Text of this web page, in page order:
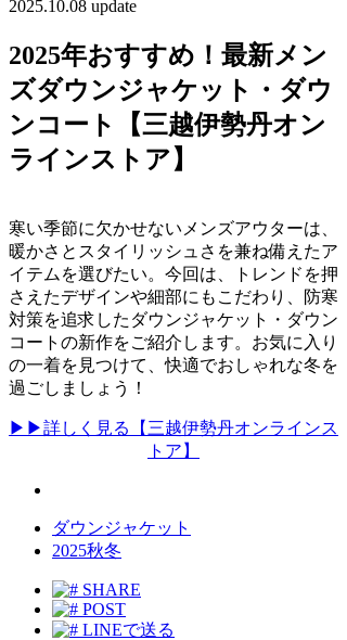
2025.10.08 update
2025年おすすめ！最新メン
ズダウンジャケット・ダウ
ンコート【三越伊勢丹オン
ラインストア】
寒い季節に欠かせないメンズアウターは、
暖かさとスタイリッシュさを兼ね備えたア
イテムを選びたい。今回は、トレンドを押
さえたデザインや細部にもこだわり、防寒
対策を追求したダウンジャケット・ダウン
コートの新作をご紹介します。お気に入り
の一着を見つけて、快適でおしゃれな冬を
過ごしましょう！
▶▶詳しく見る【三越伊勢丹オンラインス
トア】
ダウンジャケット
2025秋冬
SHARE
POST
LINEで送る